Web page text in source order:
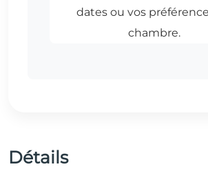
Détails